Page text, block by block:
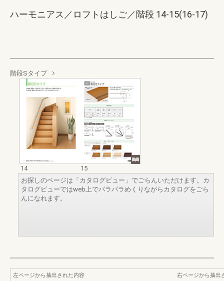
ハーモニアス／ロフトはしご／階段 14-15(16-17)
階段Sタイプ
14
15
お探しのページは「カタログビュー」でごらんいただけます。カ
タログビューではweb上でパラパラめくりながらカタログをごら
んになれます。
左ページから抽出された内容
右ページから抽出